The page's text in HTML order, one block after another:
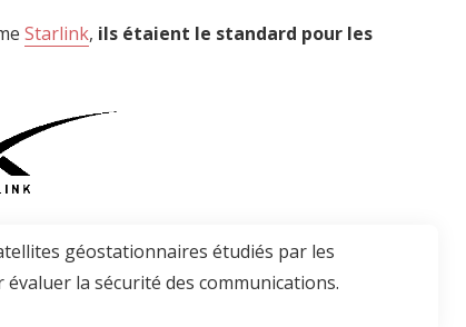
Starlink, ils étaient le standard pour les
géostationnaires étudiés par les
la sécurité des communications.